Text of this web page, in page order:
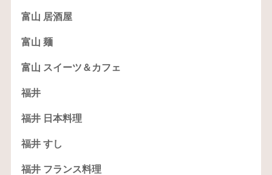
富山 居酒屋
富山 麺
富山 スイーツ＆カフェ
福井
福井 日本料理
福井 すし
福井 フランス料理